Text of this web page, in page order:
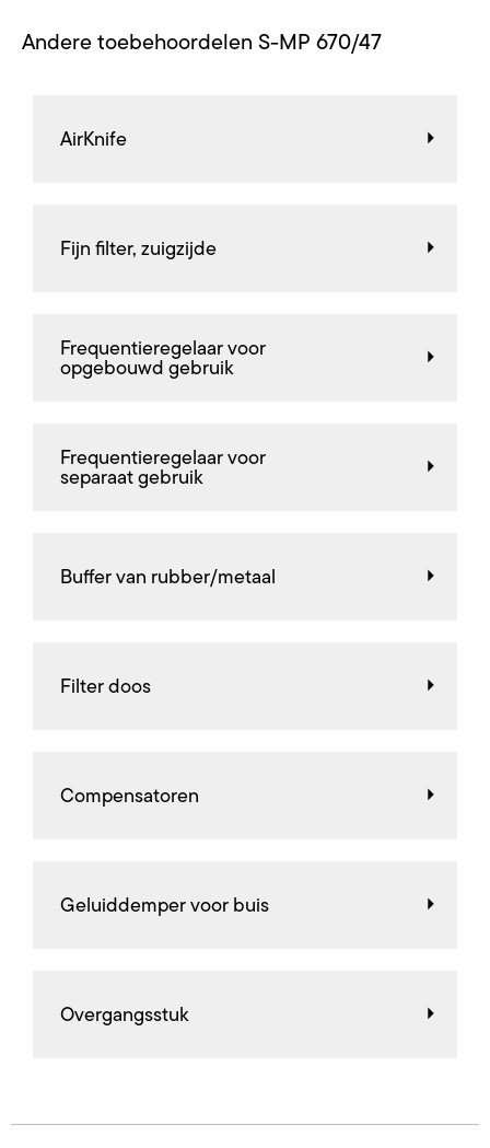
Andere toebehoordelen S-MP 670/47
AirKnife
Fijn filter, zuigzijde
Frequentieregelaar voor
opgebouwd gebruik
Frequentieregelaar voor
separaat gebruik
Buffer van rubber/metaal
Filter doos
Compensatoren
Geluiddemper voor buis
Overgangsstuk